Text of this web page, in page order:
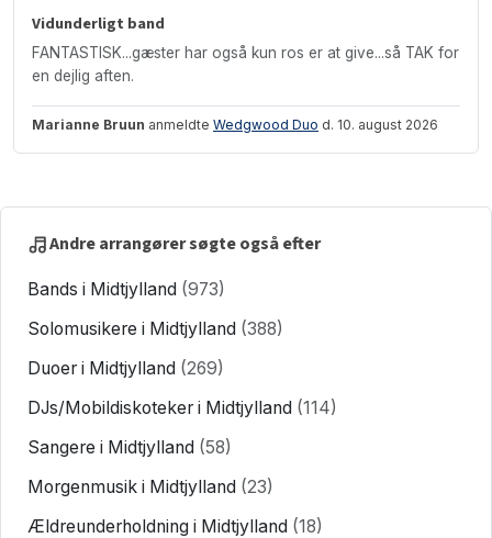
Vidunderligt band
FANTASTISK...gæster har også kun ros er at give...så TAK for
en dejlig aften.
Marianne Bruun anmeldte Wedgwood Duo d. 10. august 2026
Andre arrangører søgte også efter
Bands i Midtjylland (973)
Solomusikere i Midtjylland (388)
Duoer i Midtjylland (269)
DJs/Mobildiskoteker i Midtjylland (114)
Sangere i Midtjylland (58)
Morgenmusik i Midtjylland (23)
Ældreunderholdning i Midtjylland (18)